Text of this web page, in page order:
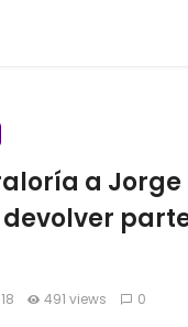
a Jorge
491 views 0